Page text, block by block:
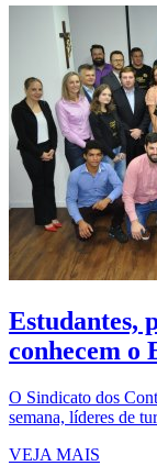
Estudantes,
conhecem o
O Sindicato dos
semana, líderes de
VEJA MAIS